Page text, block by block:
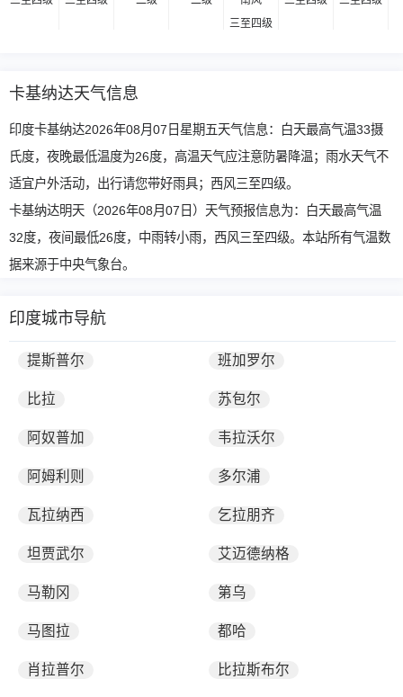
三至四级
卡基纳达天气信息
印度卡基纳达2026年08月07日星期五天气信息：白天最高气温33摄
氏度，夜晚最低温度为26度，高温天气应注意防暑降温；雨水天气不
适宜户外活动，出行请您带好雨具；西风三至四级。
卡基纳达明天（2026年08月07日）天气预报信息为：白天最高气温
32度，夜间最低26度，中雨转小雨，西风三至四级。本站所有气温数
据来源于中央气象台。
印度城市导航
提斯普尔 班加罗尔
比拉 苏包尔
阿奴普加 韦拉沃尔
阿姆利则 多尔浦
瓦拉纳西 乞拉朋齐
坦贾武尔 艾迈德纳格
马勒冈 第乌
马图拉 都哈
肖拉普尔 比拉斯布尔